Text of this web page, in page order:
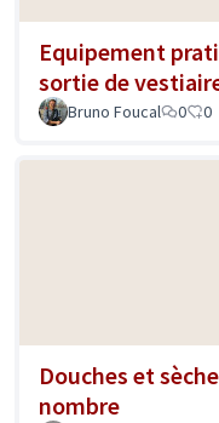
Equipement
sortie de
Bruno Foucal 0 0
Douches et
nombre